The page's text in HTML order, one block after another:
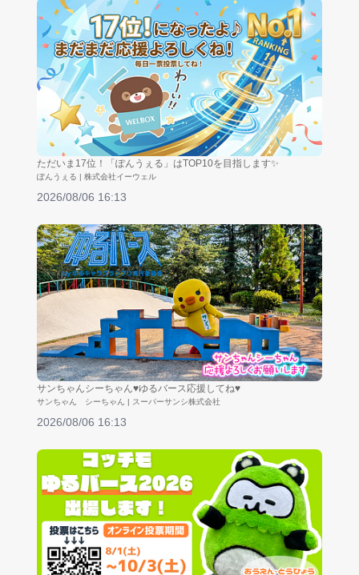
ただいま17位！「ぽんうぇる」はTOP10を目指します✨
ぽんうぇる | 株式会社イーウェル
2026/08/06 16:13
サンちゃんシーちゃん♥ゆるバース応援してね♥
サンちゃん シーちゃん | スーパーサンシ株式会社
2026/08/06 16:13